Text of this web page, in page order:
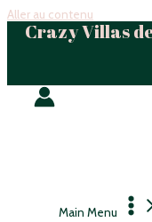
Aller au contenu
Crazy Villas
Main Menu